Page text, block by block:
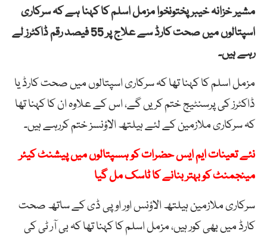
مشیر خزانہ خیبرپختونخوا مزمل اسلم کا کہنا ہے کہ سرکاری
اسپتالوں میں صحت کارڈ سے علاج پر 55 فیصد رقم ڈاکٹرز لے
رہے ہیں۔
مزمل اسلم کا کہنا تھا کہ سرکاری اسپتالوں میں صحت کارڈ یا
ڈاکٹرز کی پرسنٹیج ختم کریں گے، اس کے علاوہ ان کا کہنا تھا
کہ سرکاری ملازمین کے لئے ہیلتھ الاؤنسز ختم کررہے ہیں۔
نئے تعینات ایم ایس حضرات کو ہسپتالوں میں پیشنٹ کیئر
مینجمنٹ کو بہتر بنانے کا ٹاسک مل گیا
سرکاری ملازمین ہیلتھ الاؤنس اور اوپی ڈی کے ساتھ صحت
کارڈ میں بھی کور ہیں، مزمل اسلم کا کہنا تھا کہ بی آر ٹی کی